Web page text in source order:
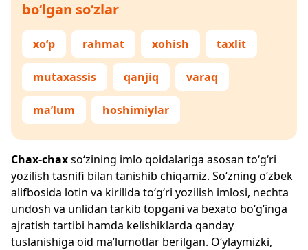
bo‘lgan so‘zlar
xo‘p rahmat xohish taxlit
mutaxassis qanjiq varaq
ma’lum hoshimiylar
Chax-chaxso‘zining imlo qoidalariga asosan to‘g‘ri
yozilish tasnifi bilan tanishib chiqamiz. So‘zning o‘zbek
alifbosida lotin va kirillda to‘g‘ri yozilish imlosi, nechta
undosh va unlidan tarkib topgani va bexato bo‘g‘inga
ajratish tartibi hamda kelishiklarda qanday
tuslanishiga oid ma’lumotlar berilgan. O‘ylaymizki,